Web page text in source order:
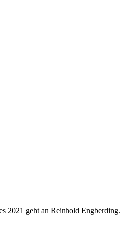
2021 geht an Reinhold Engberding.